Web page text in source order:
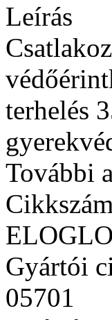
Leírás
terhelés
További
Cikkszám
Gyártói
05701